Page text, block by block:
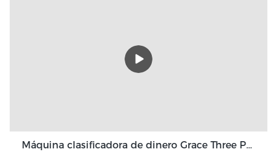
Máquina clasificadora de dinero Grace Three Pockets 3+1 Pocket Grace GT-31